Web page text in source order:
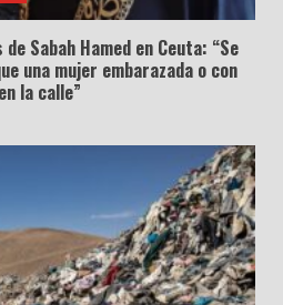
Sabah Hamed en Ceuta: “Se
una mujer embarazada o con
la calle”